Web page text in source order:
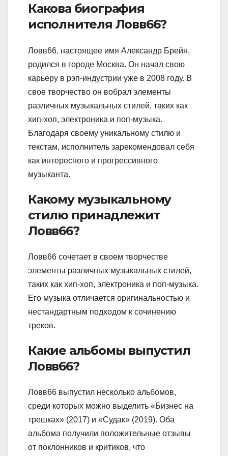
Какова биография
исполнителя Ловв66?
Ловв66, настоящее имя Александр Брейн,
родился в городе Москва. Он начал свою
карьеру в рэп-индустрии уже в 2008 году. В
свое творчество он вобрал элементы
различных музыкальных стилей, таких как
хип-хоп, электроника и поп-музыка.
Благодаря своему уникальному стилю и
текстам, исполнитель зарекомендовал себя
как интересного и прогрессивного
музыканта.
Какому музыкальному
стилю принадлежит
Ловв66?
Ловв66 сочетает в своем творчестве
элементы различных музыкальных стилей,
таких как хип-хоп, электроника и поп-музыка.
Его музыка отличается оригинальностью и
нестандартным подходом к сочинению
треков.
Какие альбомы выпустил
Ловв66?
Ловв66 выпустил несколько альбомов,
среди которых можно выделить «Бизнес на
трешках» (2017) и «Судак» (2019). Оба
альбома получили положительные отзывы
от поклонников и критиков, что